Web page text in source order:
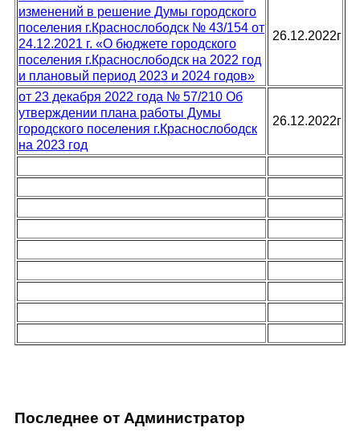
изменений в решение Думы городского
поселения г.Краснослободск № 43/154 от
24.12.2021 г. «О бюджете городского
поселения г.Краснослободск на 2022 год
и плановый период 2023 и 2024 годов»
26.12.2022г
от 23 декабря 2022 года № 57/210 Об
утверждении плана работы Думы
городского поселения г.Краснослободск
на 2023 год
26.12.2022г
Последнее от Администратор